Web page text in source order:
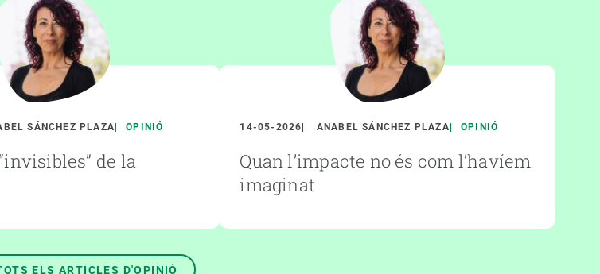
SÁNCHEZ PLAZA OPINIÓ
de la
14-05-2026 ANABEL SÁNCHEZ PLAZA OPINIÓ
Quan l’impacte no és com l’havíem
imaginat
ELS ARTICLES D'OPINIÓ